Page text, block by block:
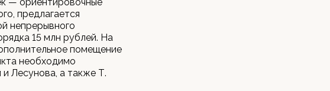
предлагается
непрерывного
15 млн рублей. На
помещение
необходимо
и Лесунова, а также Т.